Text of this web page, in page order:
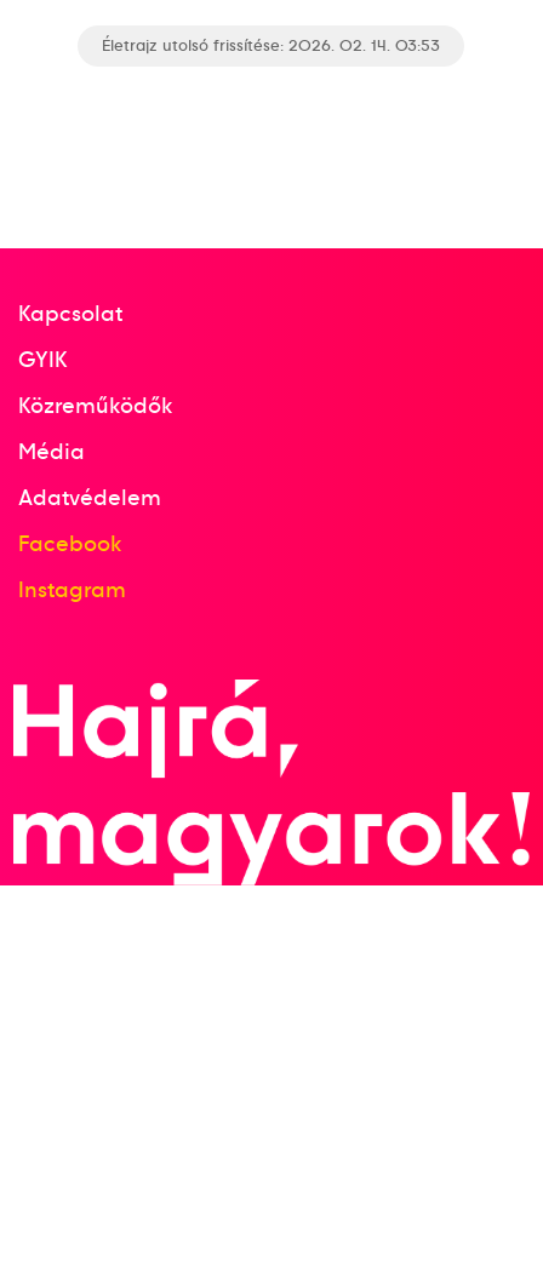
Életrajz utolsó frissítése: 2026. 02. 14. 03:53
Kapcsolat
GYIK
Közreműködők
Média
Adatvédelem
Facebook
Instagram